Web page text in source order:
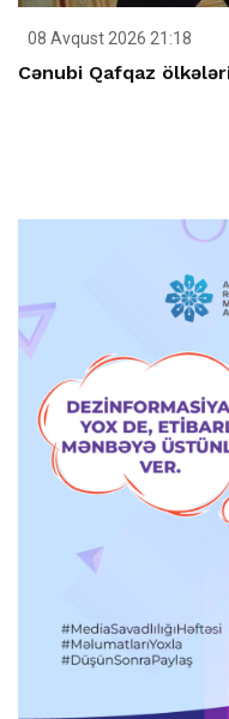
08 Avqust 2026 21:18
Cənubi Qafqaz